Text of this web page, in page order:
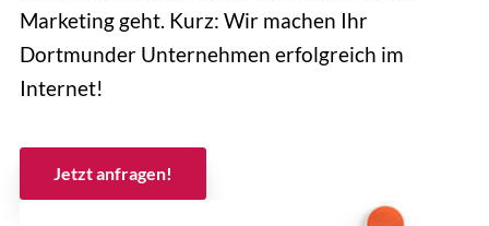
Marketing geht. Kurz: Wir machen Ihr
Dortmunder Unternehmen erfolgreich im
Internet!
Jetzt anfragen!